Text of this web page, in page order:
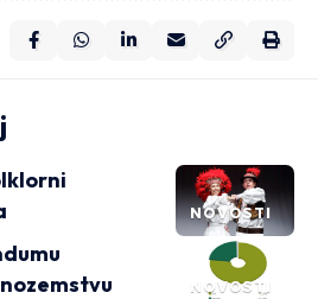
NOVOSTI
NOVOSTI